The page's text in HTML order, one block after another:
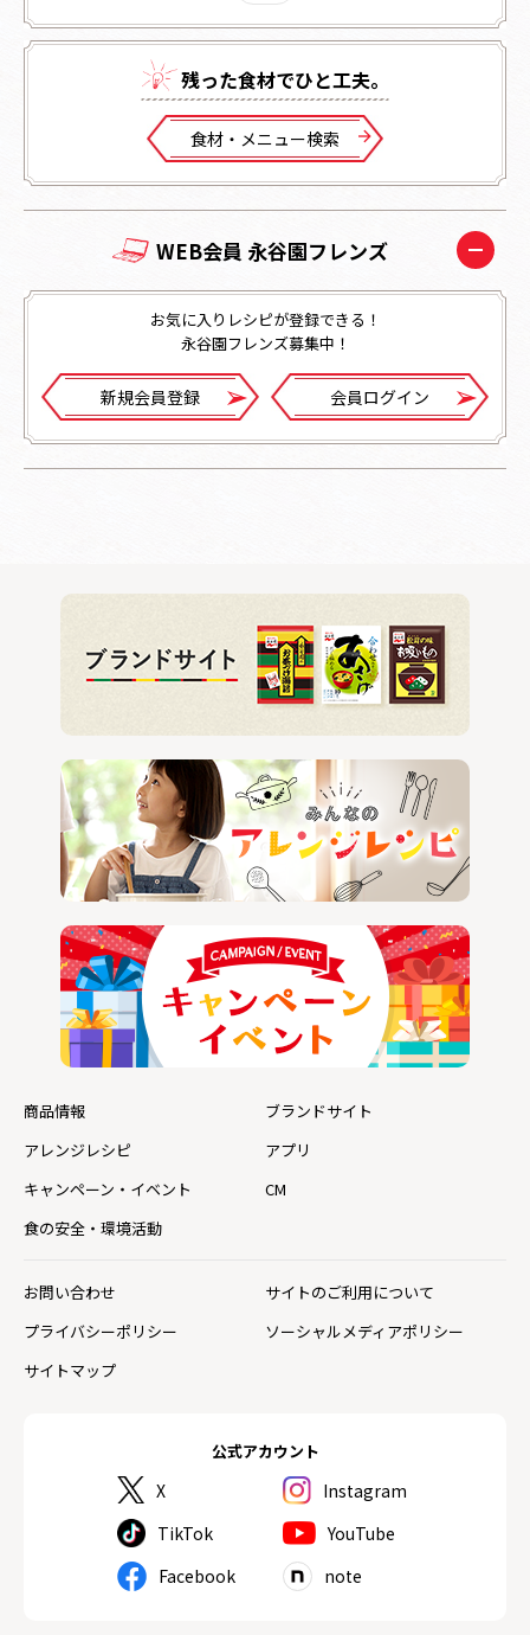
残った⾷材でひと⼯夫。
⾷材・メニュー検索
WEB会員 永谷園フレンズ
お気に入りレシピが登録できる！
永谷園フレンズ募集中！
新規会員登録 会員ログイン
公式アカウント
X
Instagram
TikTok
YouTube
Facebook
note
商品情報
ブランドサイト
アレンジレシピ
アプリ
キャンペーン・イベント
CM
食の安全・環境活動
お問い合わせ
サイトのご利用について
プライバシーポリシー
ソーシャルメディアポリシー
サイトマップ